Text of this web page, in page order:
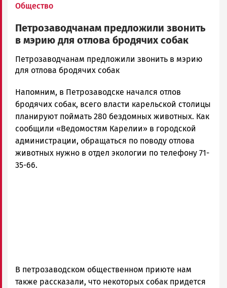
Общество
Петрозаводчанам предложили звонить
в мэрию для отлова бродячих собак
admintimur
Новости
и
Карелии
|
Петрозаводск
ГОВОРИТ
Петрозаводчанам предложили звонить в мэрию
для отлова бродячих собак
Напомним, в Петрозаводске начался отлов
бродячих собак, всего власти карельской столицы
планируют поймать 280 бездомных животных. Как
сообщили «Ведомостям Карелии» в городской
администрации, обращаться по поводу отлова
животных нужно в отдел экологии по телефону 71-
35-66.
В петрозаводском общественном приюте нам
также рассказали, что некоторых собак придется